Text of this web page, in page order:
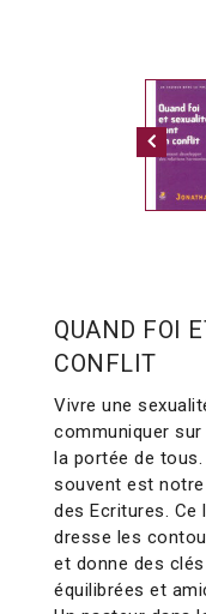
QUAND FOI
CONFLIT
Vivre une
communiquer
la portée de
souvent est
des Ecritures.
dresse les
et donne des
équilibrées et